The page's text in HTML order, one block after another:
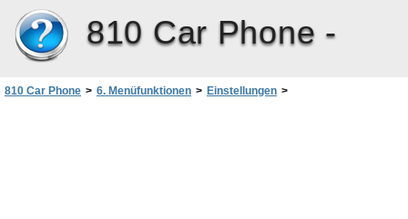
810 Car Phone -
810 Car Phone > 6. Menüfunktionen > Einstellungen >